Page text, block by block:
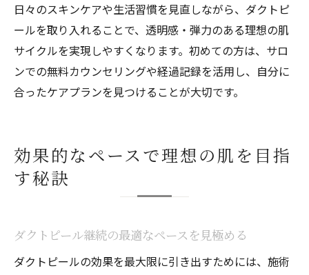
日々のスキンケアや生活習慣を見直しながら、ダクトピ
ールを取り入れることで、透明感・弾力のある理想の肌
サイクルを実現しやすくなります。初めての方は、サロ
ンでの無料カウンセリングや経過記録を活用し、自分に
合ったケアプランを見つけることが大切です。
効果的なペースで理想の肌を目指
す秘訣
ダクトピール継続の最適なペースを見極める
ダクトピールの効果を最大限に引き出すためには、施術